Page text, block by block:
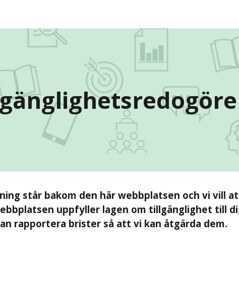
står bakom den här webbplatsen och vi vill
uppfyller lagen om tillgänglighet till
rapportera brister så att vi kan åtgärda dem.